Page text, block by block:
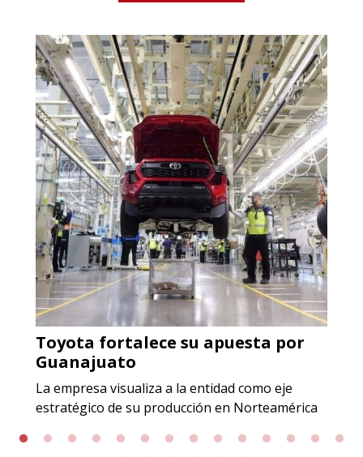
Requiere:
ALAMBRE DE INCONEL
Especificaciones:
Requisitos: Garantizar composición
química y origen adecuados
(especialmente para grafito) y
contar con sistemas de calidad y
gestión ambiental.
Aplicar al Requerimiento
Empresa en Jalisco
ACERO INOXIDABLE
Especificaciones:
Incluyendo grado 304. Requisitos:
Toyota fortalece su apuesta por
Guanajuato
La empresa visualiza a la entidad como eje
estratégico de su producción en Norteamérica